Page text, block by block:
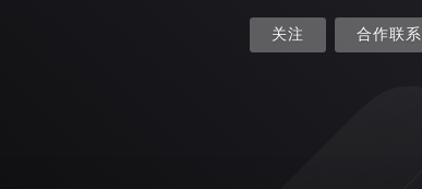
关注 合作联系